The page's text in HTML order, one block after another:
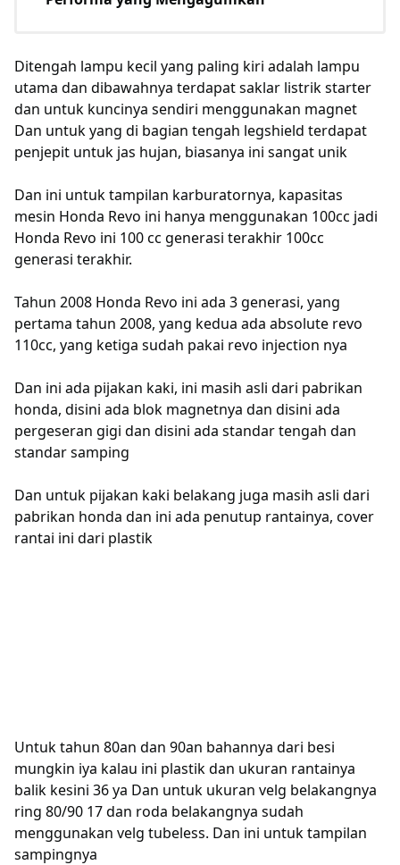
Ditengah lampu kecil yang paling kiri adalah lampu
utama dan dibawahnya terdapat saklar listrik starter
dan untuk kuncinya sendiri menggunakan magnet
Dan untuk yang di bagian tengah legshield terdapat
penjepit untuk jas hujan, biasanya ini sangat unik
Dan ini untuk tampilan karburatornya, kapasitas
mesin Honda Revo ini hanya menggunakan 100cc jadi
Honda Revo ini 100 cc generasi terakhir 100cc
generasi terakhir.
Tahun 2008 Honda Revo ini ada 3 generasi, yang
pertama tahun 2008, yang kedua ada absolute revo
110cc, yang ketiga sudah pakai revo injection nya
Dan ini ada pijakan kaki, ini masih asli dari pabrikan
honda, disini ada blok magnetnya dan disini ada
pergeseran gigi dan disini ada standar tengah dan
standar samping
Dan untuk pijakan kaki belakang juga masih asli dari
pabrikan honda dan ini ada penutup rantainya, cover
rantai ini dari plastik
Untuk tahun 80an dan 90an bahannya dari besi
mungkin iya kalau ini plastik dan ukuran rantainya
balik kesini 36 ya Dan untuk ukuran velg belakangnya
ring 80/90 17 dan roda belakangnya sudah
menggunakan velg tubeless. Dan ini untuk tampilan
sampingnya